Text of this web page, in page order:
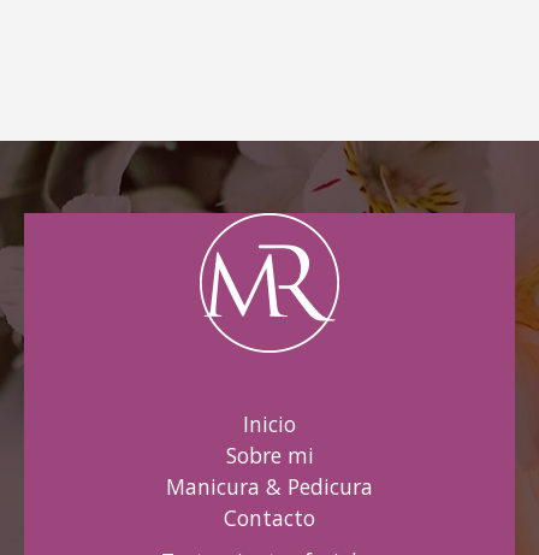
Inicio
Sobre mi
Manicura & Pedicura
Contacto